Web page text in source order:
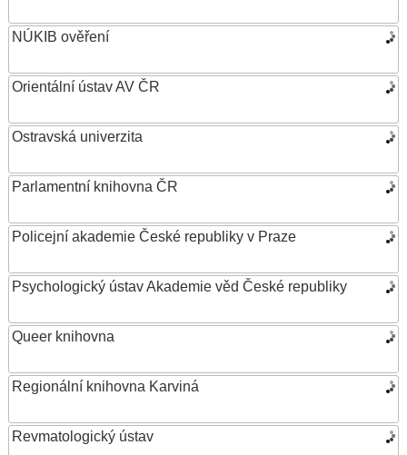
NÚKIB ověření
Orientální ústav AV ČR
Ostravská univerzita
Parlamentní knihovna ČR
Policejní akademie České republiky v Praze
Psychologický ústav Akademie věd České republiky
Queer knihovna
Regionální knihovna Karviná
Revmatologický ústav